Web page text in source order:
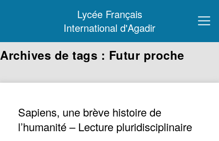
Lycée Français
International d'Agadir
Archives de tags : Futur proche
Sapiens, une brève histoire de
l’humanité – Lecture pluridisciplinaire